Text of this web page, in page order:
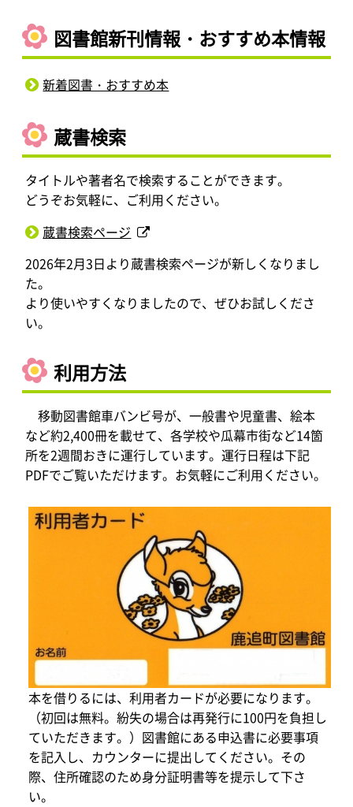
図書館新刊情報・おすすめ本情報
新着図書・おすすめ本
蔵書検索
タイトルや著者名で検索することができます。
どうぞお気軽に、ご利用ください。
蔵書検索ページ
2026年2月3日より蔵書検索ページが新しくなりまし
た。
より使いやすくなりましたので、ぜひお試しくださ
い。
利用方法
移動図書館車バンビ号が、一般書や児童書、絵本
など約2,400冊を載せて、各学校や瓜幕市街など14箇
所を2週間おきに運行しています。運行日程は下記
PDFでご覧いただけます。お気軽にご利用ください。
本を借りるには、利用者カードが必要になります。
（初回は無料。紛失の場合は再発行に100円を負担し
ていただきます。）図書館にある申込書に必要事項
を記入し、カウンターに提出してください。その
際、住所確認のため身分証明書等を提示して下さ
い。